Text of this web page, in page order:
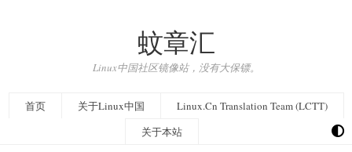
蚊章汇
Linux中国社区镜像站，没有大保镖。
首页 关于Linux中国
Linux.Cn Translation Team (LCTT)
关于本站